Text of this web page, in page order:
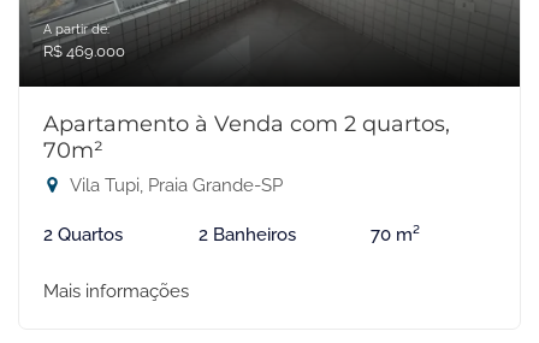
A partir de:
R$ 469.000
Apartamento à Venda com 2 quartos,
70m²
Vila Tupi, Praia Grande-SP
2 Quartos 2 Banheiros 70 m²
Mais informações